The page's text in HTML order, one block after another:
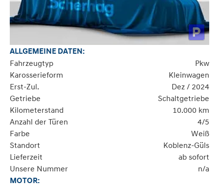
ALLGEMEINE DATEN:
Fahrzeugtyp
Pkw
Karosserieform
Kleinwagen
Erst-Zul.
Dez / 2024
Getriebe
Schaltgetriebe
Kilometerstand
10.000 km
Anzahl der Türen
4/5
Farbe
Weiß
Standort
Koblenz-Güls
Lieferzeit
ab sofort
Unsere Nummer
n/a
MOTOR: